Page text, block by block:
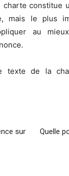
charte constitue
mais le plus
au
texte de la
sur
Quelle